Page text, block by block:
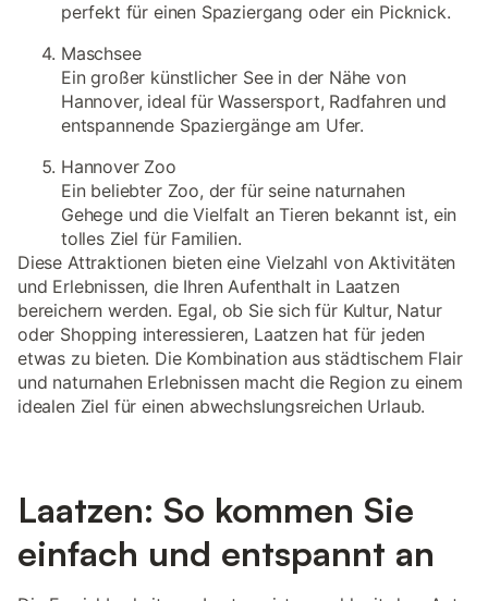
perfekt für einen Spaziergang oder ein Picknick.
Maschsee
Ein großer künstlicher See in der Nähe von
Hannover, ideal für Wassersport, Radfahren und
entspannende Spaziergänge am Ufer.
Hannover Zoo
Ein beliebter Zoo, der für seine naturnahen
Gehege und die Vielfalt an Tieren bekannt ist, ein
tolles Ziel für Familien.
Diese Attraktionen bieten eine Vielzahl von Aktivitäten
und Erlebnissen, die Ihren Aufenthalt in Laatzen
bereichern werden. Egal, ob Sie sich für Kultur, Natur
oder Shopping interessieren, Laatzen hat für jeden
etwas zu bieten. Die Kombination aus städtischem Flair
und naturnahen Erlebnissen macht die Region zu einem
idealen Ziel für einen abwechslungsreichen Urlaub.
Laatzen: So kommen Sie
einfach und entspannt an